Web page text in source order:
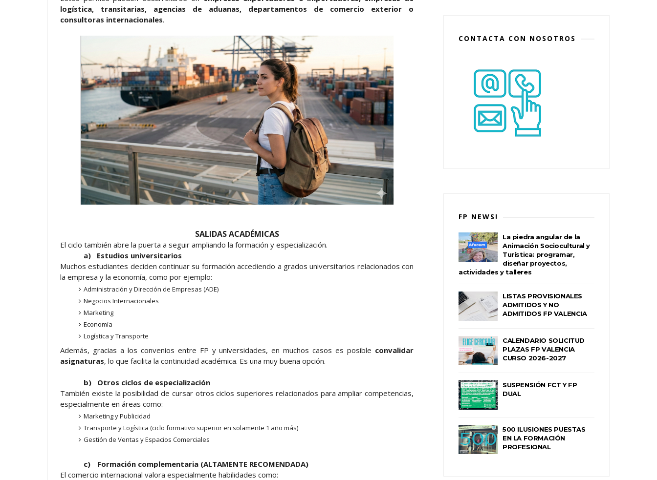
logística, transitarias, agencias de aduanas, departamentos de comercio exterior o
consultoras internacionales.
SALIDAS ACADÉMICAS
El ciclo también abre la puerta a seguir ampliando la formación y especialización.
a)
Estudios universitarios
Muchos estudiantes deciden continuar su formación accediendo a grados universitarios relacionados con
la empresa y la economía, como por ejemplo:
Administración y Dirección de Empresas (ADE)
Negocios Internacionales
Marketing
Economía
Logística y Transporte
Además, gracias a los convenios entre FP y universidades, en muchos casos es posible convalidar
asignaturas, lo que facilita la continuidad académica. Es una muy buena opción.
b)
Otros ciclos de especialización
También existe la posibilidad de cursar otros ciclos superiores relacionados para ampliar competencias,
especialmente en áreas como:
Marketing y Publicidad
Transporte y Logística (ciclo formativo superior en solamente 1 año más)
Gestión de Ventas y Espacios Comerciales
c)
Formación complementaria (ALTAMENTE RECOMENDADA)
El comercio internacional valora especialmente habilidades como:
CONTACTA CON NOSOTROS
FP NEWS!
La piedra angular de la
Animación Sociocultural y
Turística: programar,
diseñar proyectos,
actividades y talleres
LISTAS PROVISIONALES
ADMITIDOS Y NO
ADMITIDOS FP VALENCIA
CALENDARIO SOLICITUD
PLAZAS FP VALENCIA
CURSO 2026-2027
SUSPENSIÓN FCT Y FP
DUAL
500 ILUSIONES PUESTAS
EN LA FORMACIÓN
PROFESIONAL